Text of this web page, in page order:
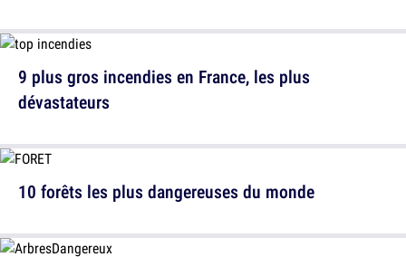
9 plus gros incendies en France, les plus
dévastateurs
10 forêts les plus dangereuses du monde